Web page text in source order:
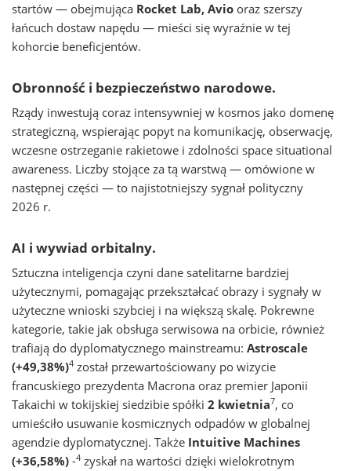
startów — obejmująca Rocket Lab, Avio oraz szerszy
łańcuch dostaw napędu — mieści się wyraźnie w tej
kohorcie beneficjentów.
Obronność i bezpieczeństwo narodowe.
Rządy inwestują coraz intensywniej w kosmos jako domenę
strategiczną, wspierając popyt na komunikację, obserwację,
wczesne ostrzeganie rakietowe i zdolności space situational
awareness. Liczby stojące za tą warstwą — omówione w
następnej części — to najistotniejszy sygnał polityczny
2026 r.
AI i wywiad orbitalny.
Sztuczna inteligencja czyni dane satelitarne bardziej
użytecznymi, pomagając przekształcać obrazy i sygnały w
użyteczne wnioski szybciej i na większą skalę. Pokrewne
kategorie, takie jak obsługa serwisowa na orbicie, również
trafiają do dyplomatycznego mainstreamu: Astroscale
(+49,38%)4 został przewartościowany po wizycie
francuskiego prezydenta Macrona oraz premier Japonii
Takaichi w tokijskiej siedzibie spółki 2 kwietnia7, co
umieściło usuwanie kosmicznych odpadów w globalnej
agendzie dyplomatycznej. Także Intuitive Machines
(+36,58%) -4 zyskał na wartości dzięki wielokrotnym